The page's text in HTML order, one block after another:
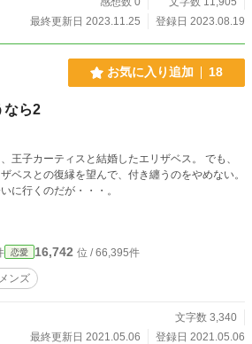
最終更新日 2023.11.25
登録日 2023.08.19
お気に入り追加 18
なら2
王子カーティスと結婚したエリザベス。 でも、
ベスとの復縁を望んで、付き纏うのをやめない。
に行くのだが・・・。
恋愛 16,742 位 / 66,395件
ンズ
文字数 3,340
最終更新日 2021.05.06
登録日 2021.05.06